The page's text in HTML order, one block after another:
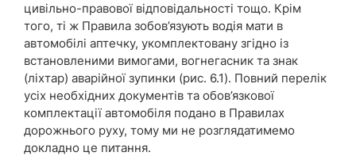
цивільно-правової відповідальності тощо. Крім
того, ті ж Правила зобов’язують водія мати в
автомобілі аптечку, укомплектовану згідно із
встановленими вимогами, вогнегасник та знак
(ліхтар) аварійної зупинки (рис. 6.1). Повний перелік
усіх необхідних документів та обов’язкової
комплектації автомобіля подано в Правилах
дорожнього руху, тому ми не розглядатимемо
докладно це питання.